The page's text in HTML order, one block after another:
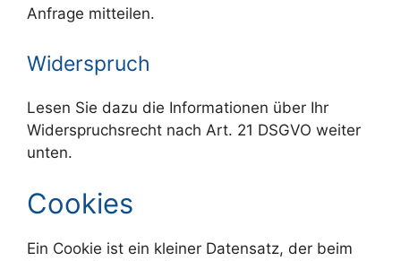
Anfrage mitteilen.
Widerspruch
Lesen Sie dazu die Informationen über Ihr
Widerspruchsrecht nach Art. 21 DSGVO weiter
unten.
Cookies
Ein Cookie ist ein kleiner Datensatz, der beim